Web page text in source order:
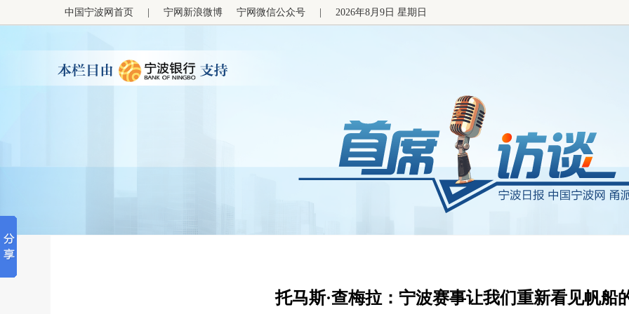
中国宁波网首页 宁网新浪微博 宁网微信公众号 2026年8月9日 星期日
托马斯·查梅拉：宁波赛事让我们重新看见帆船